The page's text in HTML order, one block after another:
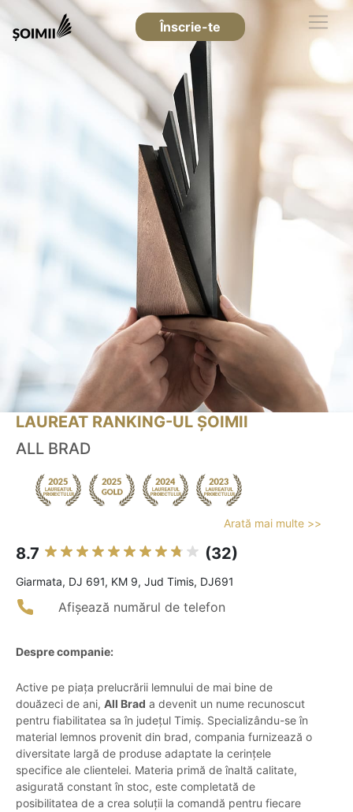
Înscrie-te
LAUREAT RANKING-UL ȘOIMII
ALL BRAD
Arată mai multe >>
8.7 (32)
Giarmata, DJ 691, KM 9, Jud Timis, DJ691
Afișează numărul de telefon
Despre companie:
Active pe piața prelucrării lemnului de mai bine de
douăzeci de ani, All Brad a devenit un nume recunoscut
pentru fiabilitatea sa în județul Timiș. Specializându-se în
material lemnos provenit din brad, compania furnizează o
diversitate largă de produse adaptate la cerințele
specifice ale clientelei. Materia primă de înaltă calitate,
asigurată constant în stoc, este completată de
posibilitatea de a crea soluții la comandă pentru fiecare